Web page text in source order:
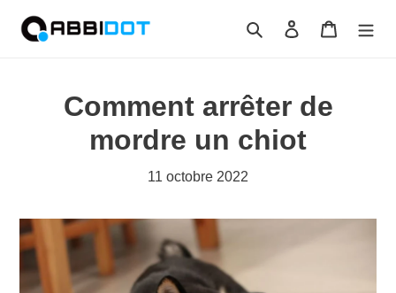
RechercherSe connecter
Panier
Comment arrêter de
mordre un chiot
11 octobre 2022